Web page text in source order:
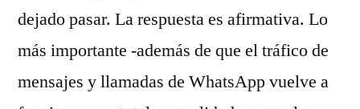
dejado pasar. La respuesta es afirmativa. Lo
más importante -además de que el tráfico de
mensajes y llamadas de WhatsApp vuelve a